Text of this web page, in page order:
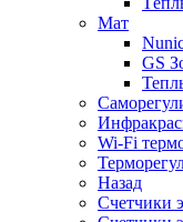
Мат
GS
Wi-Fi
Назад
Счетчики